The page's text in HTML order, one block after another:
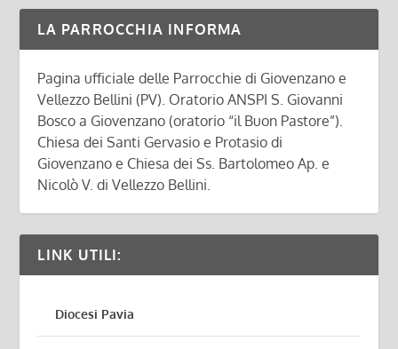
LA PARROCCHIA INFORMA
Pagina ufficiale delle Parrocchie di Giovenzano e
Vellezzo Bellini (PV). Oratorio ANSPI S. Giovanni
Bosco a Giovenzano (oratorio “il Buon Pastore”).
Chiesa dei Santi Gervasio e Protasio di
Giovenzano e Chiesa dei Ss. Bartolomeo Ap. e
Nicolò V. di Vellezzo Bellini.
LINK UTILI:
Diocesi Pavia